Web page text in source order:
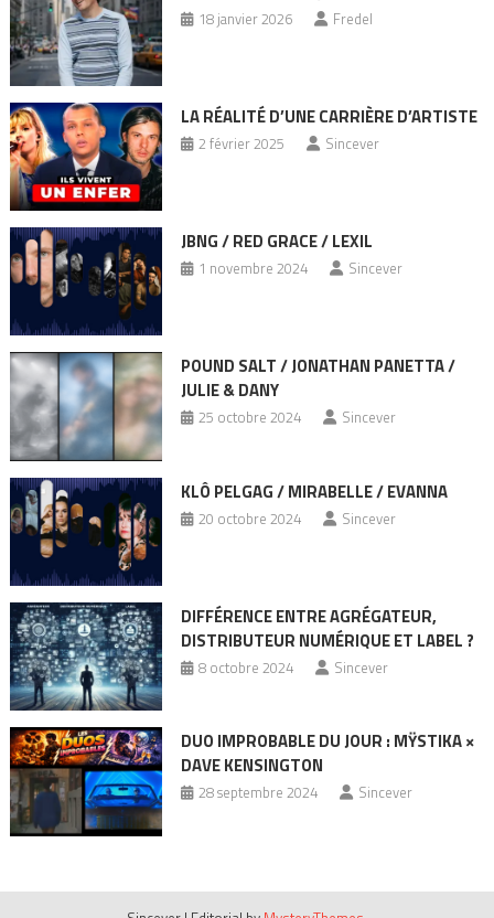
18 janvier 2026 Fredel
LA RÉALITÉ D’UNE CARRIÈRE D’ARTISTE
2 février 2025 Sincever
JBNG / RED GRACE / LEXIL
1 novembre 2024 Sincever
POUND SALT / JONATHAN PANETTA /
JULIE & DANY
25 octobre 2024 Sincever
KLÔ PELGAG / MIRABELLE / EVANNA
20 octobre 2024 Sincever
DIFFÉRENCE ENTRE AGRÉGATEUR,
DISTRIBUTEUR NUMÉRIQUE ET LABEL ?
8 octobre 2024 Sincever
DUO IMPROBABLE DU JOUR : MŸSTIKA ×
DAVE KENSINGTON
28 septembre 2024 Sincever